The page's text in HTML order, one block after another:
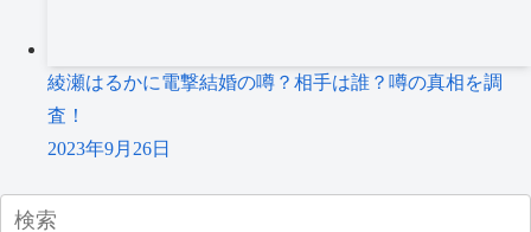
綾瀬はるかに電撃結婚の噂？相手は誰？噂の真相を調
査！
2023年9月26日